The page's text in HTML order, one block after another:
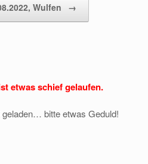
Wulfen →
etwas schief gelaufen.
bitte etwas Geduld!